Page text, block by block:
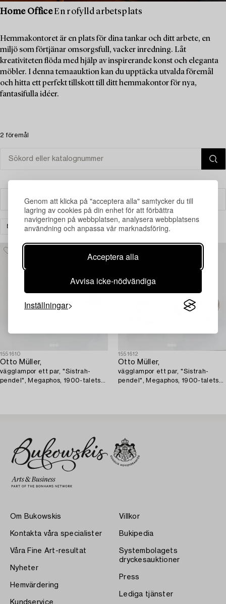
Genom att klicka på "acceptera alla" samtycker du till
lagring av cookies på din enhet för att förbättra
navigeringen på webbplatsen, analysera webbplatsens
användning och anpassa vår marknadsföring.
Acceptera alla
Avvisa icke-nödvändiga
Inställningar
Home OfficeEn rofylld arbetsplats
Hemmakontoret är en plats för dina tankar och ditt arbete, en
miljö som förtjänar omsorgsfull, vacker inredning. Låt
kreativiteten flöda med hjälp av inspirerande konst och eleganta
möbler. I denna temaauktion kan du upptäcka utvalda föremål
och hitta ett perfekt tillskott till ditt hemmakontor för nya,
fantasifulla idéer.
2 föremål
Filter
BELYSNING VÄGGLAMPOR RENSA ALLA
1551610
Otto Müller,
vägglampor ett par, "Sistrah-
pendel", Megaphos, 1900-talets
1551612
Otto Müller,
vägglampor ett par, "Sistrah-
pendel", Megaphos, 1900-talets
Om Bukowskis
Kontakta våra specialister
Våra Fine Art-resultat
Nyheter
Hemvärdering
Kundservice
Villkor
Bukipedia
Systembolagets
dryckesauktioner
Press
Lediga tjänster